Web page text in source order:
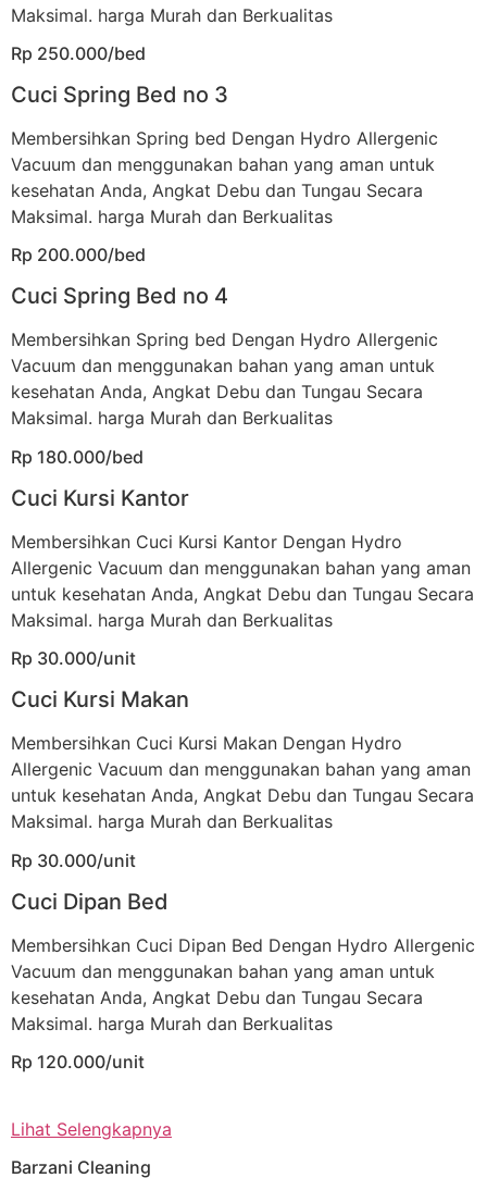
Maksimal. harga Murah dan Berkualitas
Rp 250.000/bed
Cuci Spring Bed no 3
Membersihkan Spring bed Dengan Hydro Allergenic
Vacuum dan menggunakan bahan yang aman untuk
kesehatan Anda, Angkat Debu dan Tungau Secara
Maksimal. harga Murah dan Berkualitas
Rp 200.000/bed
Cuci Spring Bed no 4
Membersihkan Spring bed Dengan Hydro Allergenic
Vacuum dan menggunakan bahan yang aman untuk
kesehatan Anda, Angkat Debu dan Tungau Secara
Maksimal. harga Murah dan Berkualitas
Rp 180.000/bed
Cuci Kursi Kantor
Membersihkan Cuci Kursi Kantor Dengan Hydro
Allergenic Vacuum dan menggunakan bahan yang aman
untuk kesehatan Anda, Angkat Debu dan Tungau Secara
Maksimal. harga Murah dan Berkualitas
Rp 30.000/unit
Cuci Kursi Makan
Membersihkan Cuci Kursi Makan Dengan Hydro
Allergenic Vacuum dan menggunakan bahan yang aman
untuk kesehatan Anda, Angkat Debu dan Tungau Secara
Maksimal. harga Murah dan Berkualitas
Rp 30.000/unit
Cuci Dipan Bed
Membersihkan Cuci Dipan Bed Dengan Hydro Allergenic
Vacuum dan menggunakan bahan yang aman untuk
kesehatan Anda, Angkat Debu dan Tungau Secara
Maksimal. harga Murah dan Berkualitas
Rp 120.000/unit
Lihat Selengkapnya
Barzani Cleaning